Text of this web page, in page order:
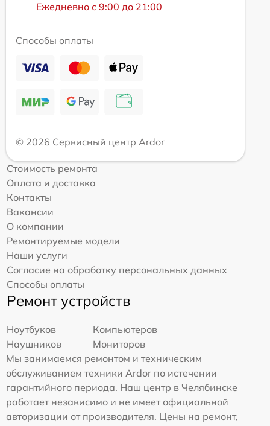
Ежедневно с 9:00 до 21:00
Способы оплаты
© 2026 Сервисный центр Ardor
Стоимость ремонта
Оплата и доставка
Контакты
Вакансии
О компании
Ремонтируемые модели
Наши услуги
Согласие на обработку персональных данных
Способы оплаты
Ремонт устройств
Ноутбуков
Компьютеров
Наушников
Мониторов
Мы занимаемся ремонтом и техническим
обслуживанием техники Ardor по истечении
гарантийного периода. Наш центр в Челябинске
работает независимо и не имеет официальной
авторизации от производителя. Цены на ремонт,